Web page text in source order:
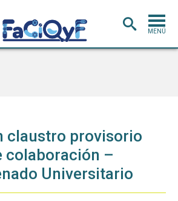
MENÚ
POSTGRADO
E INNOVACIÓN
Y VINCULACIÓN
claustro provisorio
colaboración –
Universitario